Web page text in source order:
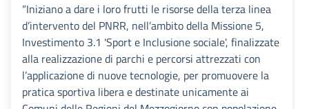
“Iniziano a dare i loro frutti le risorse della terza linea
d’intervento del PNRR, nell’ambito della Missione 5,
Investimento 3.1 'Sport e Inclusione sociale', finalizzate
alla realizzazione di parchi e percorsi attrezzati con
l’applicazione di nuove tecnologie, per promuovere la
pratica sportiva libera e destinate unicamente ai